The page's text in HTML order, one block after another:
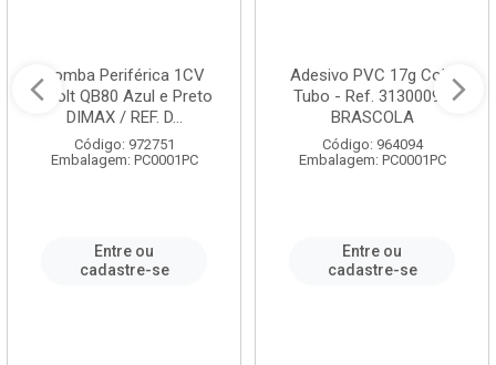
Bomba Periférica 1CV
Bivolt QB80 Azul e Preto
DIMAX / REF. D...
Código: 972751
Embalagem: PC0001PC
Entre ou
cadastre-se
Adesivo PVC 17g Cola
Tubo - Ref. 3130009 -
BRASCOLA
Código: 964094
Embalagem: PC0001PC
Entre ou
cadastre-se